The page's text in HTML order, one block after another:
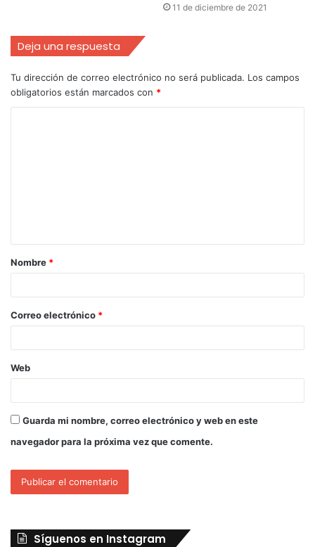
11 de diciembre de 2021
Deja una respuesta
Tu dirección de correo electrónico no será publicada. Los campos
obligatorios están marcados con *
Nombre *
Correo electrónico *
Web
Guarda mi nombre, correo electrónico y web en este
navegador para la próxima vez que comente.
Síguenos en Instagram